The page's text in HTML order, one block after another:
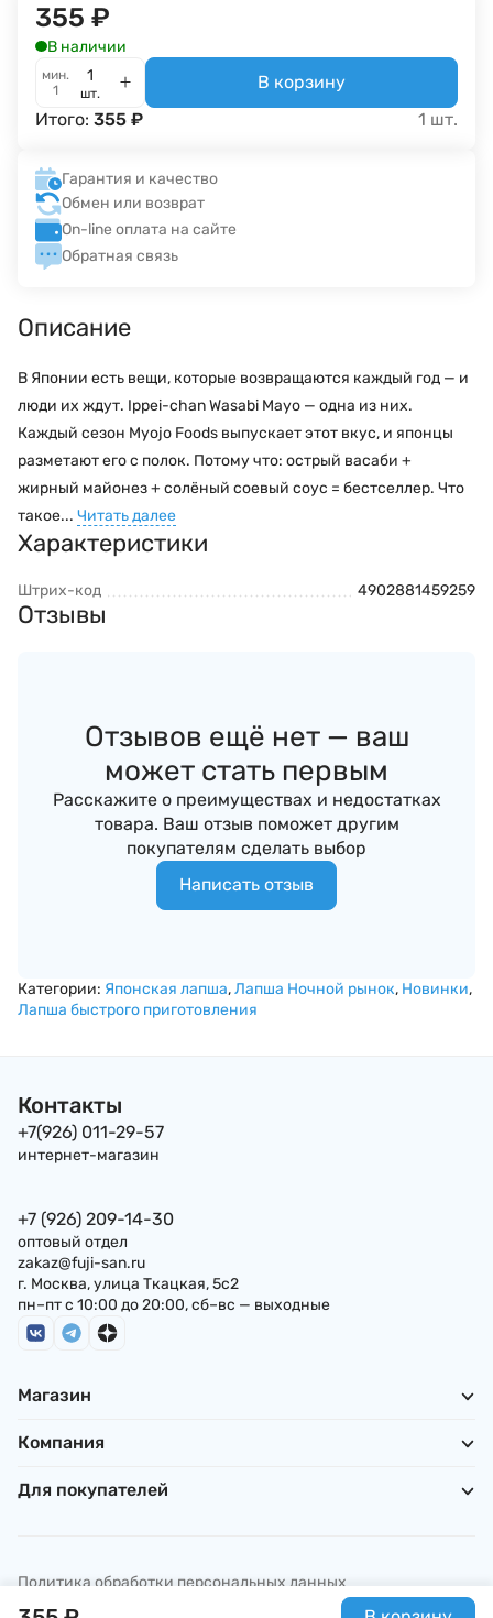
355 ₽
В наличии
мин.
1
шт.
В корзину
Итого: 355 ₽ 1 шт.
Гарантия и качество
Обмен или возврат
On-line оплата на сайте
Обратная связь
Описание
В Японии есть вещи, которые возвращаются каждый год — и
люди их ждут. Ippei-chan Wasabi Mayo — одна из них.
Каждый сезон Myojo Foods выпускает этот вкус, и японцы
разметают его с полок. Потому что: острый васаби +
жирный майонез + солёный соевый соус = бестселлер. Что
такое... Читать далее
Характеристики
Штрих-код 4902881459259
Отзывы
Отзывов ещё нет — ваш
может стать первым
Расскажите о преимуществах и недостатках
товара. Ваш отзыв поможет другим
покупателям сделать выбор
Написать отзыв
Категории: Японская лапша,Лапша Ночной рынок, Новинки,
Лапша быстрого приготовления
Контакты
+7(926) 011-29-57
интернет-магазин
+7 (926) 209-14-30
оптовый отдел
zakaz@fuji-san.ru
г. Москва, улица Ткацкая, 5с2
пн–пт с 10:00 до 20:00, сб–вс — выходные
Магазин
Компания
Для покупателей
Политика обработки персональных данных